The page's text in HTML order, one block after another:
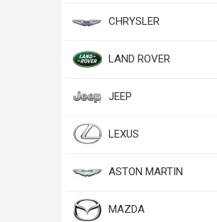
CHRYSLER
LAND ROVER
JEEP
LEXUS
ASTON MARTIN
MAZDA